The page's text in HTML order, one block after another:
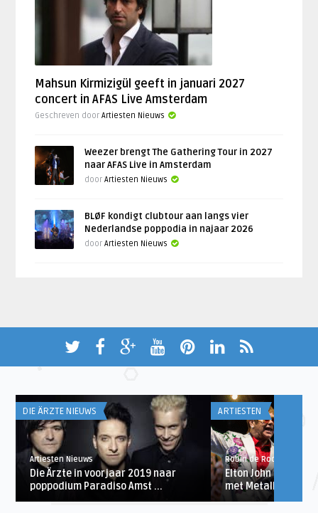
Mahsun Kirmizigül geeft in januari 2027
concert in AFAS Live Amsterdam
Geschreven doorArtiesten Nieuws
Weezer brengt The Gathering Tour in 2027
naar AFAS Live in Amsterdam
doorArtiesten Nieuws
BLØF kondigt clubtour aan langs vier
Nederlandse poppodia in najaar 2026
doorArtiesten Nieuws
DIE ÄRZTE NIEUWS
Artiesten Nieuws
Die Ärzte in voorjaar 2019 naar
poppodium Paradiso Amst ...
ARTIESTEN
Robin de Roode
Elton John hint
met Metallica